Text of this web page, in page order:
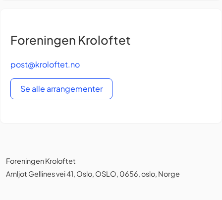
Foreningen Kroloftet
post@kroloftet.no
Se alle arrangementer
Foreningen Kroloftet
Arnljot Gellines vei 41, Oslo, OSLO, 0656, oslo, Norge